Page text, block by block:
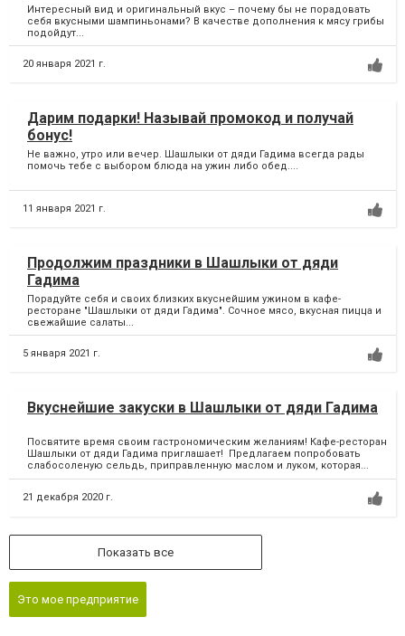
Интересный вид и оригинальный вкус – почему бы не порадовать
себя вкусными шампиньонами? В качестве дополнения к мясу грибы
подойдут...
20 января 2021 г.
Дарим подарки! Называй промокод и получай
бонус!
Не важно, утро или вечер. Шашлыки от дяди Гадима всегда рады
помочь тебе с выбором блюда на ужин либо обед....
11 января 2021 г.
Продолжим праздники в Шашлыки от дяди
Гадима
Порадуйте себя и своих близких вкуснейшим ужином в кафе-
ресторане "Шашлыки от дяди Гадима". Сочное мясо, вкусная пицца и
свежайшие салаты...
5 января 2021 г.
Вкуснейшие закуски в Шашлыки от дяди Гадима
Посвятите время своим гастрономическим желаниям! Кафе-ресторан
Шашлыки от дяди Гадима приглашает! Предлагаем попробовать
слабосоленую сельдь, приправленную маслом и луком, которая...
21 декабря 2020 г.
Показать все
Это мое предприятие